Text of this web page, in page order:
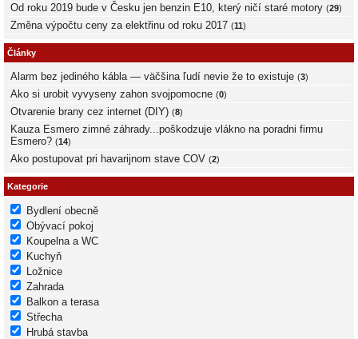
Od roku 2019 bude v Česku jen benzin E10, který ničí staré motory (29)
Změna výpočtu ceny za elektřinu od roku 2017 (11)
Články
Alarm bez jediného kábla — väčšina ľudí nevie že to existuje (3)
Ako si urobit vyvyseny zahon svojpomocne (0)
Otvarenie brany cez internet (DIY) (8)
Kauza Esmero zimné záhrady...poškodzuje vlákno na poradni firmu
Esmero? (14)
Ako postupovat pri havarijnom stave COV (2)
Kategorie
Bydlení obecně
Obývací pokoj
Koupelna a WC
Kuchyň
Ložnice
Zahrada
Balkon a terasa
Střecha
Hrubá stavba